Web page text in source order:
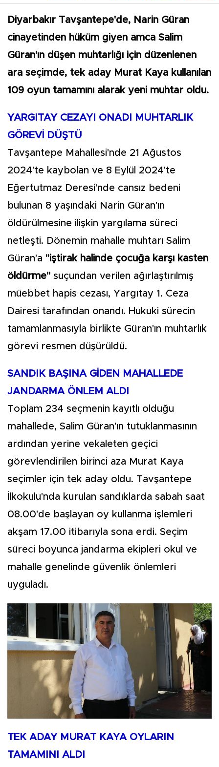
Diyarbakır Tavşantepe'de, Narin Güran
cinayetinden hüküm giyen amca Salim
Güran'ın düşen muhtarlığı için düzenlenen
ara seçimde, tek aday Murat Kaya kullanılan
109 oyun tamamını alarak yeni muhtar oldu.
YARGITAY CEZAYI ONADI MUHTARLIK
GÖREVİ DÜŞTÜ
Tavşantepe Mahallesi'nde 21 Ağustos
2024'te kaybolan ve 8 Eylül 2024'te
Eğertutmaz Deresi'nde cansız bedeni
bulunan 8 yaşındaki Narin Güran'ın
öldürülmesine ilişkin yargılama süreci
netleşti. Dönemin mahalle muhtarı Salim
Güran'a "iştirak halinde çocuğa karşı kasten
öldürme" suçundan verilen ağırlaştırılmış
müebbet hapis cezası, Yargıtay 1. Ceza
Dairesi tarafından onandı. Hukuki sürecin
tamamlanmasıyla birlikte Güran'ın muhtarlık
görevi resmen düşürüldü.
SANDIK BAŞINA GİDEN MAHALLEDE
JANDARMA ÖNLEM ALDI
Toplam 234 seçmenin kayıtlı olduğu
mahallede, Salim Güran'ın tutuklanmasının
ardından yerine vekaleten geçici
görevlendirilen birinci aza Murat Kaya
seçimler için tek aday oldu. Tavşantepe
İlkokulu'nda kurulan sandıklarda sabah saat
08.00'de başlayan oy kullanma işlemleri
akşam 17.00 itibarıyla sona erdi. Seçim
süreci boyunca jandarma ekipleri okul ve
mahalle genelinde güvenlik önlemleri
uyguladı.
TEK ADAY MURAT KAYA OYLARIN
TAMAMINI ALDI